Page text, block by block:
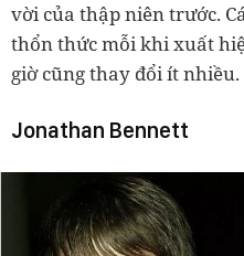
vời của thập niên trước.
thổn thức mỗi khi xuất
giờ cũng thay đổi ít nhiều.
Jonathan Bennett